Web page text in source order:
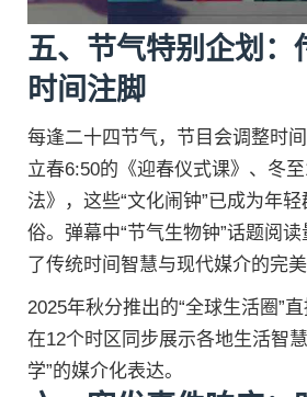
五、节气特别企划：
时间注脚
每逢二十四节气，节目会调整时间
立春6:50的《迎春仪式课》、冬
法》，这些“文化闹钟”已成为年
俗。弹幕中“节气生物钟”话题阅
了传统时间智慧与现代媒介的完美
2025年秋分推出的“全球生活圈”
在12个时区同步展示各地生活智
学”的媒介化表达。